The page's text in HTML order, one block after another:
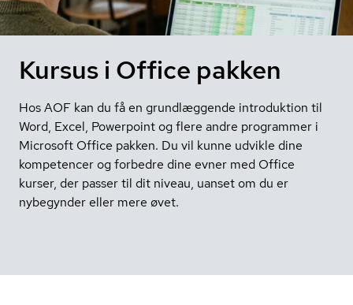
Kursus i Office pakken
Hos AOF kan du få en grundlæggende introduktion til
Word, Excel, Powerpoint og flere andre programmer i
Microsoft Office pakken. Du vil kunne udvikle dine
kompetencer og forbedre dine evner med Office
kurser, der passer til dit niveau, uanset om du er
nybegynder eller mere øvet.